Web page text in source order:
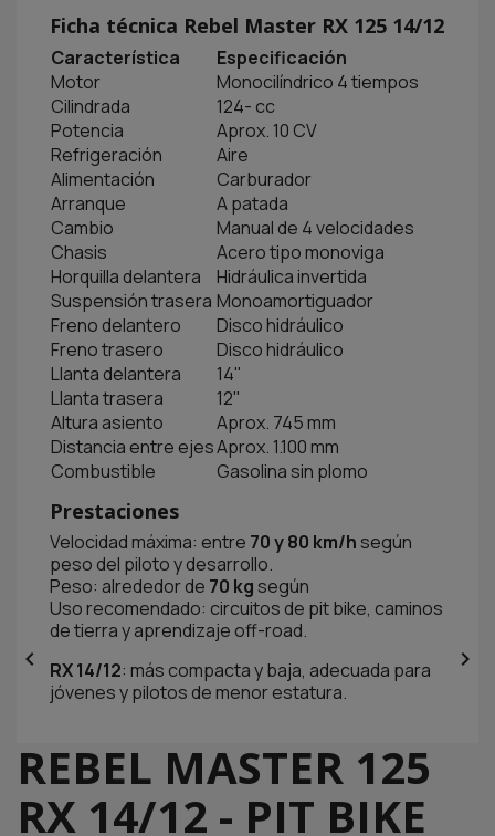
 
Ficha técnica Rebel Master RX 125 14/12
Característica
Especificación
Motor
Monocilíndrico 4 tiempos
Cilindrada
124- cc
Potencia
Aprox. 10 CV
Refrigeración
Aire
Alimentación
Carburador
Arranque
A patada
Cambio
Manual de 4 velocidades
Chasis
Acero tipo monoviga
Horquilla delantera
Hidráulica invertida
Suspensión trasera Monoamortiguador
Freno delantero
Disco hidráulico
Freno trasero
Disco hidráulico
Llanta delantera
14"
Llanta trasera
12"
Altura asiento
Aprox. 745 mm
Distancia entre ejesAprox. 1.100 mm
Combustible
Gasolina sin plomo
Prestaciones
Velocidad máxima: entre 70 y 80 km/h según
peso del piloto y desarrollo.
Peso: alrededor de 70 kg según
Uso recomendado: circuitos de pit bike, caminos
de tierra y aprendizaje off-road.
RX 14/12: más compacta y baja, adecuada para
jóvenes y pilotos de menor estatura.
REBEL MASTER 125
RX 14/12 - PIT BIKE